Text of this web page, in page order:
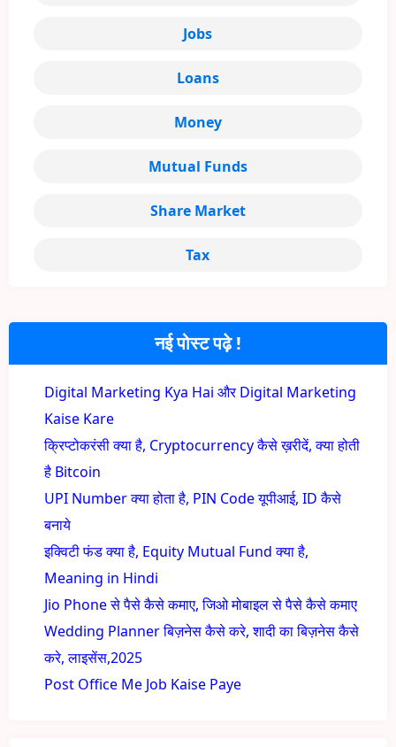
नई पोस्ट पढ़े !
Digital Marketing Kya Hai और Digital Marketing
Kaise Kare
क्रिप्टोकरंसी क्या है, Cryptocurrency कैसे ख़रीदें, क्या होती
है Bitcoin
UPI Number क्या होता है, PIN Code यूपीआई, ID कैसे
बनाये
इक्विटी फंड क्या है, Equity Mutual Fund क्या है,
Meaning in Hindi
Jio Phone से पैसे कैसे कमाए, जिओ मोबाइल से पैसे कैसे कमाए
Wedding Planner बिज़नेस कैसे करे, शादी का बिज़नेस कैसे
करे, लाइसेंस,2025
Post Office Me Job Kaise Paye
Jobs
Loans
Money
Mutual Funds
Share Market
Tax